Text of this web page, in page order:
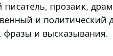
писатель, прозаик,
и политический
фразы и высказывания.